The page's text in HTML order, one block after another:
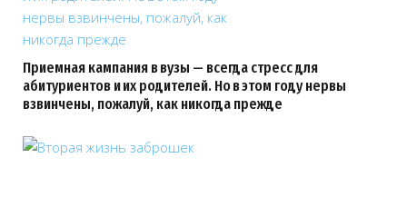
Приемная кампания в вузы — всегда стресс для
абитуриентов и их родителей. Но в этом году нервы
взвинчены, пожалуй, как никогда прежде